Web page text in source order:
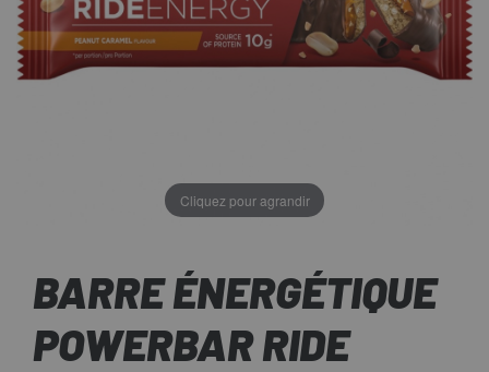
Cliquez pour agrandir
BARRE ÉNERGÉTIQUE
POWERBAR RIDE